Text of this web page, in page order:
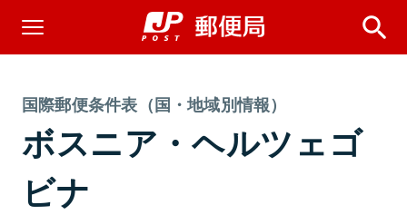
国際郵便条件表（国・地域別情報）
ボスニア・ヘルツェゴ
ビナ